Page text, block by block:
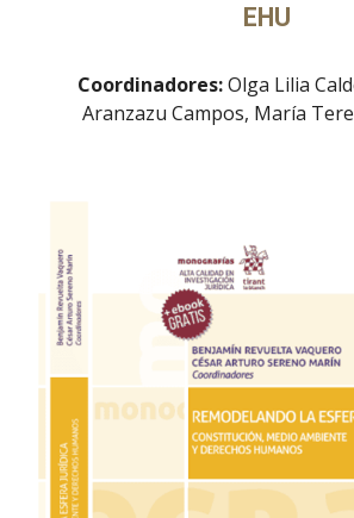
EHU
Coordinadores:Olga Lilia
Aranzazu Campos, María